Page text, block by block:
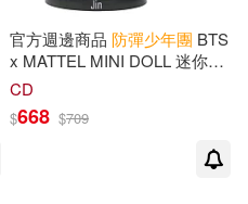
官方週邊商品 防彈少年團 BTS
x MATTEL MINI DOLL 迷你公
仔 (美國進口) JIN
CD
$668 $709